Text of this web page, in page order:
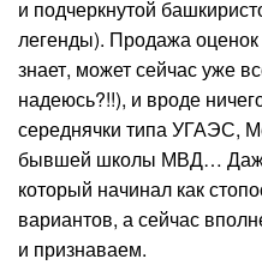
и подчеркнутой
легенды). Продажа
знает, может сейчас уже
надеюсь?!!), и вроде
середнячки типа УГАЭС,
бывшей школы МВД…
который начинал как
вариантов, а сейчас
и признаваем.